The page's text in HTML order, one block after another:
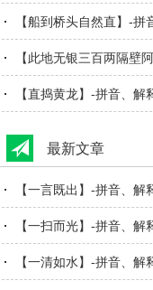
【船到桥头自然直】-拼
【此地无银三百两隔壁
与例句指引..
【直捣黄龙】-拼音、解
最新文章
【一言既出】-拼音、解
【一扫而光】-拼音、解
【一清如水】-拼音、解